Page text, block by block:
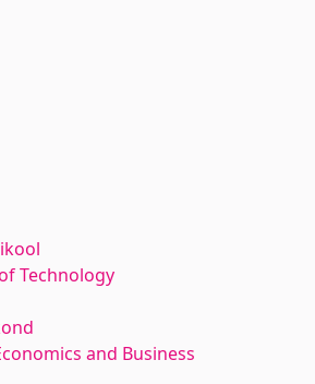
Technology
and Business